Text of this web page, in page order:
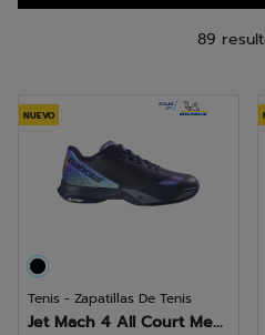
89
NUEVO
Tenis - Zapatillas De Tenis
Jet Mach 4 All Court Me...